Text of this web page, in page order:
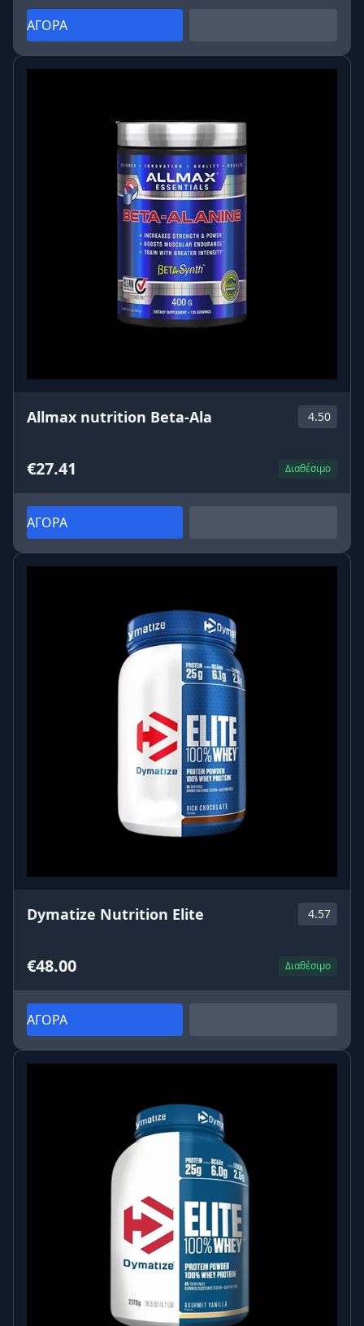
ΑΓΟΡΑ
Allmax nutrition Beta-Ala 4.50
€27.41 Διαθέσιμο
ΑΓΟΡΑ
Dymatize Nutrition Elite 4.57
€48.00 Διαθέσιμο
ΑΓΟΡΑ